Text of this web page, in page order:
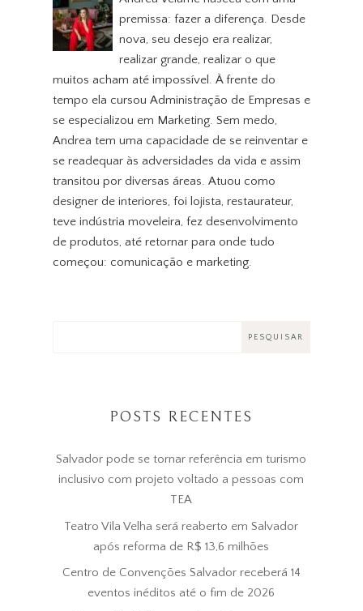
premissa: fazer a diferença. Desde
nova, seu desejo era realizar,
realizar grande, realizar o que
muitos acham até impossível. À frente do
tempo ela cursou Administração de Empresas e
se especializou em Marketing. Sem medo,
Andrea tem uma capacidade de se reinventar e
se readequar às adversidades da vida e assim
transitou por diversas áreas. Atuou como
designer de interiores, foi lojista, restaurateur,
teve indústria moveleira, fez desenvolvimento
de produtos, até retornar para onde tudo
começou: comunicação e marketing.
POSTS RECENTES
Salvador pode se tornar referência em turismo
inclusivo com projeto voltado a pessoas com
TEA
Teatro Vila Velha será reaberto em Salvador
após reforma de R$ 13,6 milhões
Centro de Convenções Salvador receberá 14
eventos inéditos até o fim de 2026